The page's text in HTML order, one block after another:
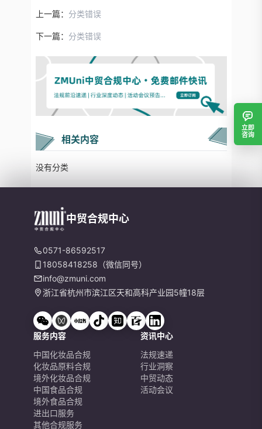
上一篇： 分类错误
下一篇： 分类错误
相关内容
没有分类
立即
咨询
中贸合规中心
0571-86592517
18058418258（微信同号）
info@zmuni.com
浙江省杭州市滨江区天和高科产业园5幢18层
服务内容
中国化妆品合规
化妆品原料合规
境外化妆品合规
中国食品合规
境外食品合规
进出口服务
其他合规服务
资讯中心
法规速递
行业洞察
中贸动态
活动会议